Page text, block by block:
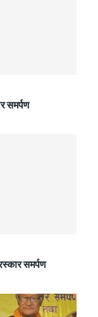
समर्पण
समर्पण